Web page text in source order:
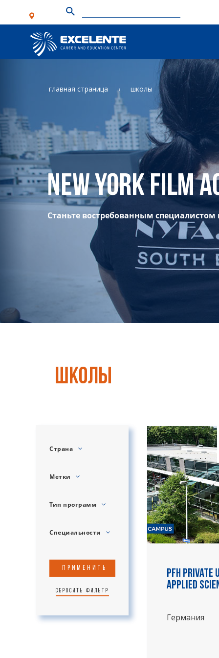
главная страница школы
New York Film
Станьте востребованным
школы
Страна
Метки
Тип программ
Специальности
Применить
Сбросить фильтр
PFH
Applied
Германия